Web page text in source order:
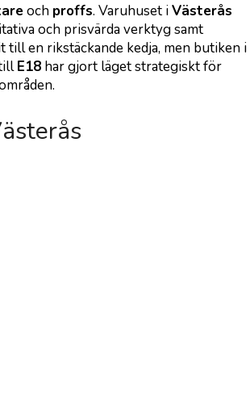
och proffs. Varuhuset iVästerås
och prisvärda verktyg samt
en rikstäckande kedja, men butiken i
E18 har gjort läget strategiskt för